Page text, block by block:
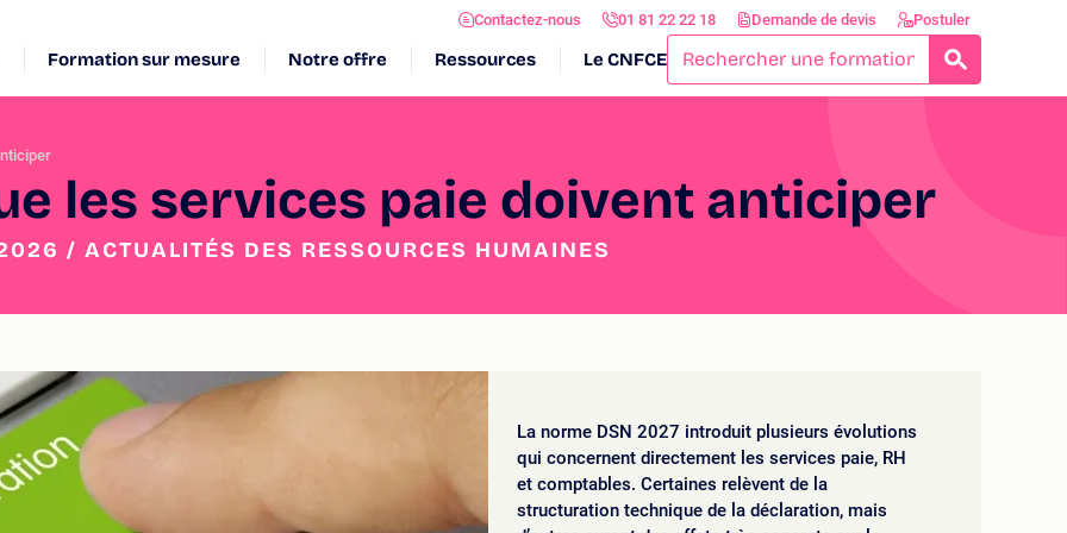
Contactez-nous 01 81 22 22 18 Demande de devis Postuler
Formation sur mesure Notre offre Ressources Le CNFCE
les services paie doivent anticiper
/ ACTUALITÉS DES RESSOURCES HUMAINES
La norme DSN 2027 introduit plusieurs évolutions
qui concernent directement les services paie, RH
et comptables. Certaines relèvent de la
structuration technique de la déclaration, mais